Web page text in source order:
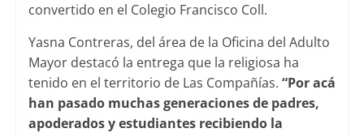
convertido en el Colegio Francisco Coll.
Yasna Contreras, del área de la Oficina del Adulto
Mayor destacó la entrega que la religiosa ha
tenido en el territorio de Las Compañías. “Por acá
han pasado muchas generaciones de padres,
apoderados y estudiantes recibiendo la